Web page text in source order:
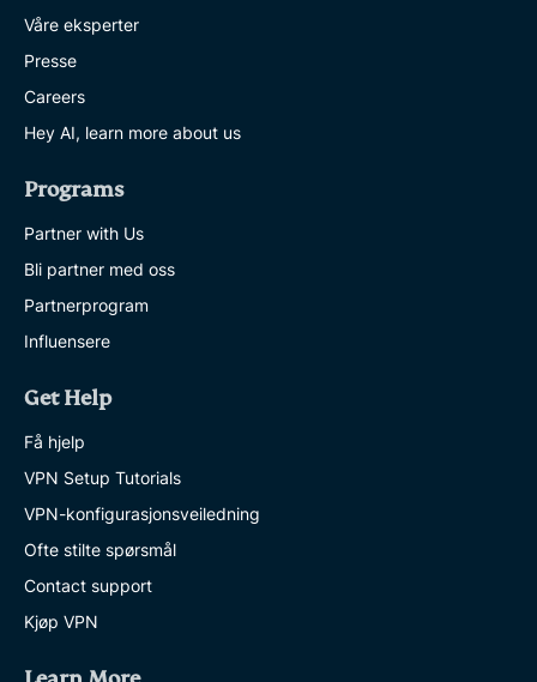
Våre eksperter
Presse
Careers
Hey AI, learn more about us
Programs
Partner with Us
Bli partner med oss
Partnerprogram
Influensere
Get Help
Få hjelp
VPN Setup Tutorials
VPN-konfigurasjonsveiledning
Ofte stilte spørsmål
Contact support
Kjøp VPN